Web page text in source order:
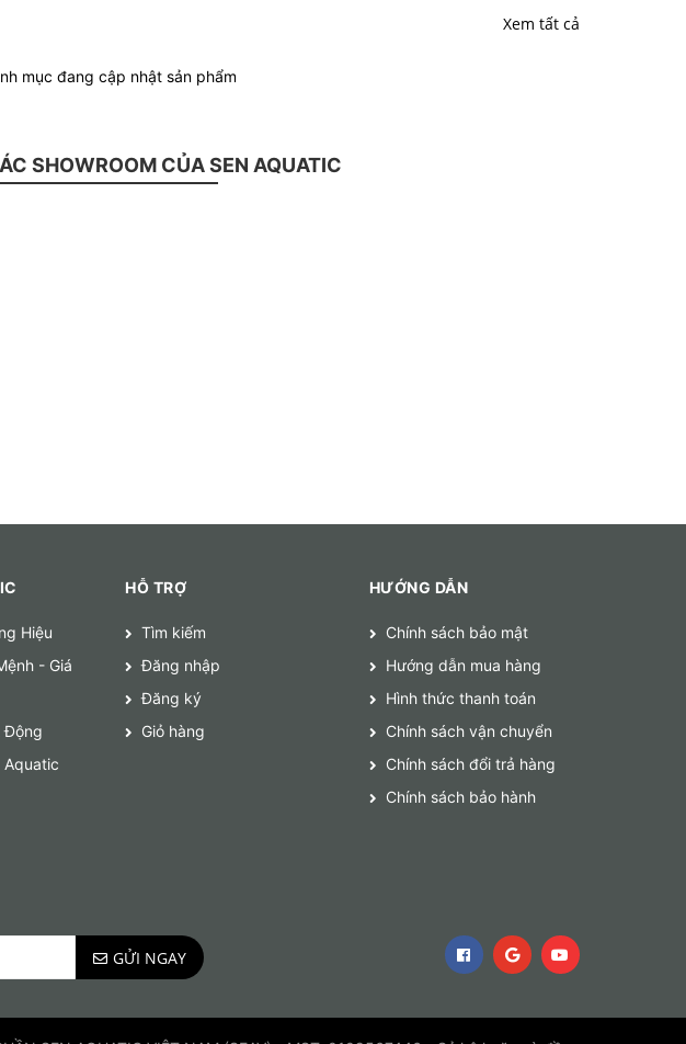
Xem tất cả
mục đang cập nhật sản phẩm
SHOWROOM CỦA SEN AQUATIC
Hiệu
- Giá
Động
Aquatic
HỖ TRỢ
Tìm kiếm
Đăng nhập
Đăng ký
Giỏ hàng
HƯỚNG DẪN
Chính sách bảo mật
Hướng dẫn mua hàng
Hình thức thanh toán
Chính sách vận chuyển
Chính sách đổi trả hàng
Chính sách bảo hành
GỬI NGAY